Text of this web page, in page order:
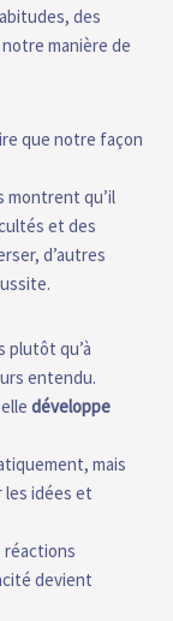
des
manière de
que notre façon
montrent qu’il
et des
d’autres
plutôt qu’à
entendu.
développe
mais
les idées et
réactions
devient